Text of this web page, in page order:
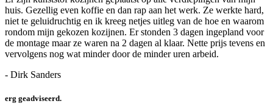
huis. Gezellig even koffie en dan rap aan het werk. Ze werkte hard,
niet te geluidruchtig en ik kreeg netjes uitleg van de hoe en waarom
rondom mijn gekozen kozijnen. Er stonden 3 dagen ingepland voor
de montage maar ze waren na 2 dagen al klaar. Nette prijs tevens en
vervolgens nog wat minder door de minder uren arbeid.
- Dirk Sanders
erg geadviseerd.